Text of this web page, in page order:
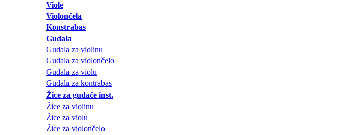
Viole
Violončela
Konstrabas
Gudala
Gudala za violinu
Gudala za violončelo
Gudala za violu
Gudala za kontrabas
Žice za gudače inst.
Žice za violinu
Žice za violu
Žice za violončelo